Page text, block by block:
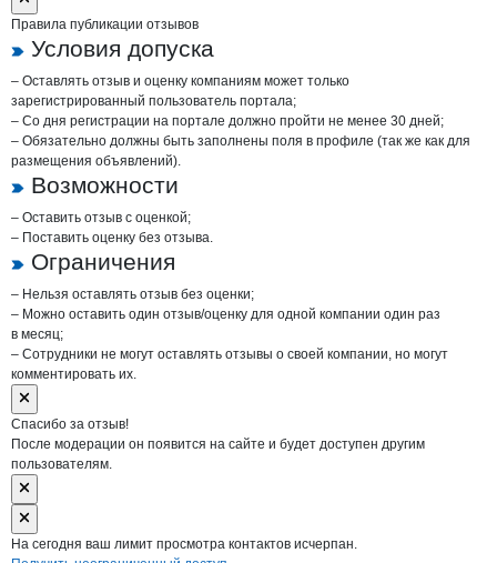
Правила публикации отзывов
Условия допуска
– Оставлять отзыв и оценку компаниям может только
зарегистрированный пользователь портала;
– Со дня регистрации на портале должно пройти не менее 30 дней;
– Обязательно должны быть заполнены поля в профиле (так же как для
размещения объявлений).
Возможности
– Оставить отзыв с оценкой;
– Поставить оценку без отзыва.
Ограничения
– Нельзя оставлять отзыв без оценки;
– Можно оставить один отзыв/оценку для одной компании один раз
в месяц;
– Сотрудники не могут оставлять отзывы о своей компании, но могут
комментировать их.
Спасибо за отзыв!
После модерации он появится на сайте и будет доступен другим
пользователям.
На сегодня ваш лимит просмотра контактов исчерпан.